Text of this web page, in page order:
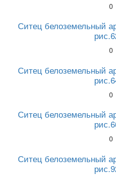
0
Ситец белоземельный
0
Ситец белоземельный
0
Ситец белоземельный
0
Ситец белоземельный